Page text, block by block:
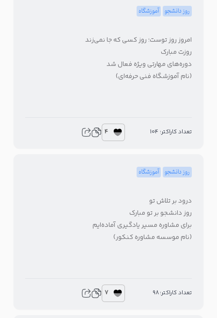
روز دانشجو آموزشگاه
امروز روز توست؛ روز کسی که جا نمی‌زند
روزت مبارک
دوره‌های مهارتی ویژه فعال شد
(نام آموزشگاه فنی حرفه‌ای)
تعداد کاراکتر: 104 4
روز دانشجو آموزشگاه
درود بر تلاش تو
روز دانشجو بر تو مبارک
برای مشاوره مسیر یادگیری آماده‌ایم
(نام موسسه مشاوره کنکور)
تعداد کاراکتر: 98 7